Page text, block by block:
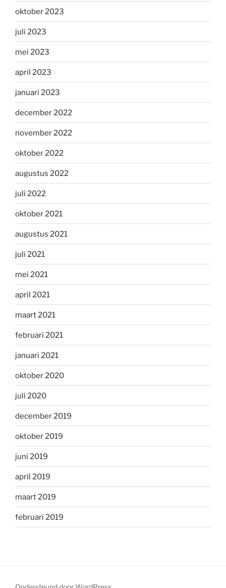
oktober 2023
juli 2023
mei 2023
april 2023
januari 2023
december 2022
november 2022
oktober 2022
augustus 2022
juli 2022
oktober 2021
augustus 2021
juli 2021
mei 2021
april 2021
maart 2021
februari 2021
januari 2021
oktober 2020
juli 2020
december 2019
oktober 2019
juni 2019
april 2019
maart 2019
februari 2019